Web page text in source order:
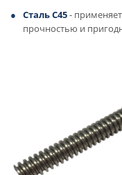
Сталь C45-
прочностью и